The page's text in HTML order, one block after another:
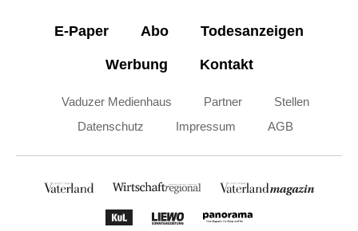
E-Paper Abo Todesanzeigen
Werbung Kontakt
Vaduzer Medienhaus Partner
Stellen
Datenschutz
Impressum AGB